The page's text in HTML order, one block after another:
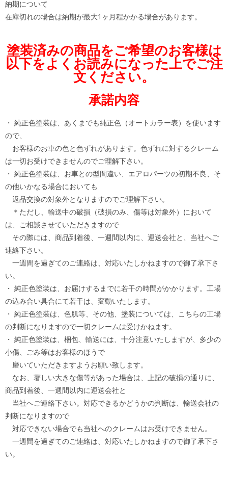
納期について
在庫切れの場合は納期が最大1ヶ月程かかる場合があります。
塗装済みの商品をご希望のお客様は
以下をよくお読みになった上でご注
文ください。
承諾内容
・ 純正色塗装は、あくまでも純正色（オートカラー表）を使います
ので、
お客様のお車の色と色ずれがあります。色ずれに対するクレーム
は一切お受けできませんのでご理解下さい。
・ 純正色塗装は、お車との型間違い、エアロパーツの初期不良、そ
の他いかなる場合においても
返品交換の対象外となりますのでご理解下さい。
＊ただし、輸送中の破損（破損のみ、傷等は対象外）において
は、ご相談させていただきますので
その際には、商品到着後、一週間以内に、運送会社と、当社へご
連絡下さい。
一週間を過ぎてのご連絡は、対応いたしかねますので御了承下さ
い。
・ 純正色塗装は、お届けするまでに若干の時間がかかります。工場
の込み合い具合にて若干は、変動いたします。
・ 純正色塗装は、色肌等、その他、塗装については、こちらの工場
の判断になりますので一切クレームは受けかねます。
・ 純正色塗装は、梱包、輸送には、十分注意いたしますが、多少の
小傷、ごみ等はお客様のほうで
磨いていただきますようお願い致します。
なお、著しい大きな傷等があった場合は、上記の破損の通りに、
商品到着後、一週間以内に運送会社と
当社へご連絡下さい。対応できるかどうかの判断は、輸送会社の
判断になりますので
対応できない場合でも当社へのクレームはお受けできません。
一週間を過ぎてのご連絡は、対応いたしかねますので御了承下さ
い。